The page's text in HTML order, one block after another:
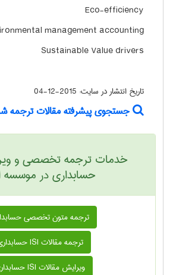
Eco-efficiency
management accounting
Sustainable Value drivers
تاریخ انتشار در سایت: 2015-12-04
جستجوی پیشرفته مقالات ترجمه
خدمات ترجمه تخصصی و
حسابداری در موسسه
ترجمه متون تخصصی
ترجمه مقالات ISI حسابداری
ویرایش مقالات ISI حسابداری